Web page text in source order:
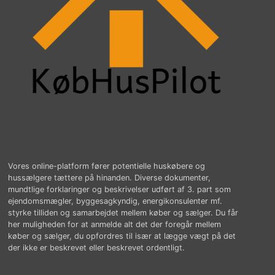
Vores online-platform fører potentielle huskøbere og
hussælgere tættere på hinanden. Diverse dokumenter,
mundtlige forklaringer og beskrivelser udført af 3. part som
ejendomsmægler, byggesagkyndig, energikonsulenter mf.
styrke tilliden og samarbejdet mellem køber og sælger. Du får
her muligheden for at anmelde alt det der foregår mellem
køber og sælger, du opfordres til især at lægge vægt på det
der ikke er beskrevet eller beskrevet ordentligt.